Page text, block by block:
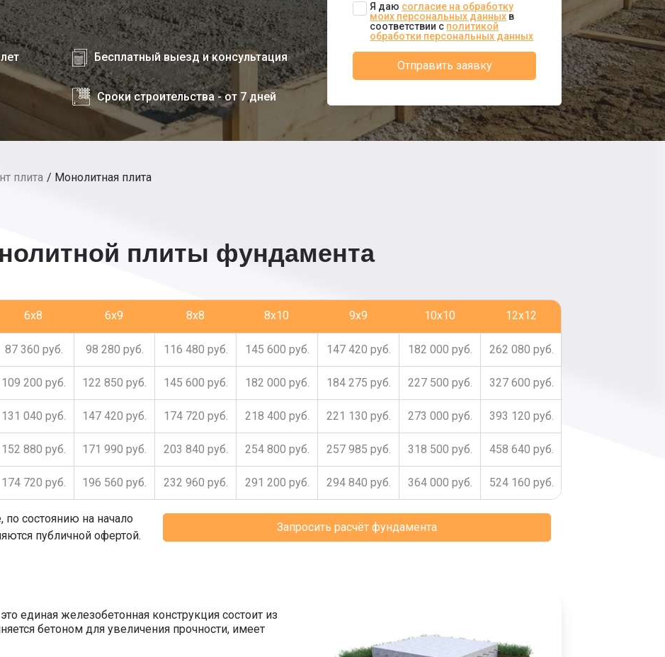
Бесплатный выезд и консультация
Сроки строительства - от 7 дней
Я даю согласие на обработку
моих персональных данных в
соответствии с политикой
обработки персональных данных
Отправить заявку
плита Монолитная плита
плиты фундамента
6x8 6x9 8x8 8x10 9x9 10x10 12x12
87 360 руб. 98 280 руб. 116 480 руб. 145 600 руб. 147 420 руб. 182 000 руб. 262 080 руб.
109 200 руб. 122 850 руб. 145 600 руб. 182 000 руб. 184 275 руб. 227 500 руб. 327 600 руб.
131 040 руб. 147 420 руб. 174 720 руб. 218 400 руб. 221 130 руб. 273 000 руб. 393 120 руб.
152 880 руб. 171 990 руб. 203 840 руб. 254 800 руб. 257 985 руб. 318 500 руб. 458 640 руб.
174 720 руб. 196 560 руб. 232 960 руб. 291 200 руб. 294 840 руб. 364 000 руб. 524 160 руб.
состоянию на начало
публичной офертой.
Запросить расчёт фундамента
единая железобетонная конструкция состоит из
бетоном для увеличения прочности, имеет